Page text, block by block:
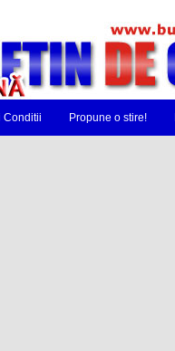
Conditii Propune o stire!